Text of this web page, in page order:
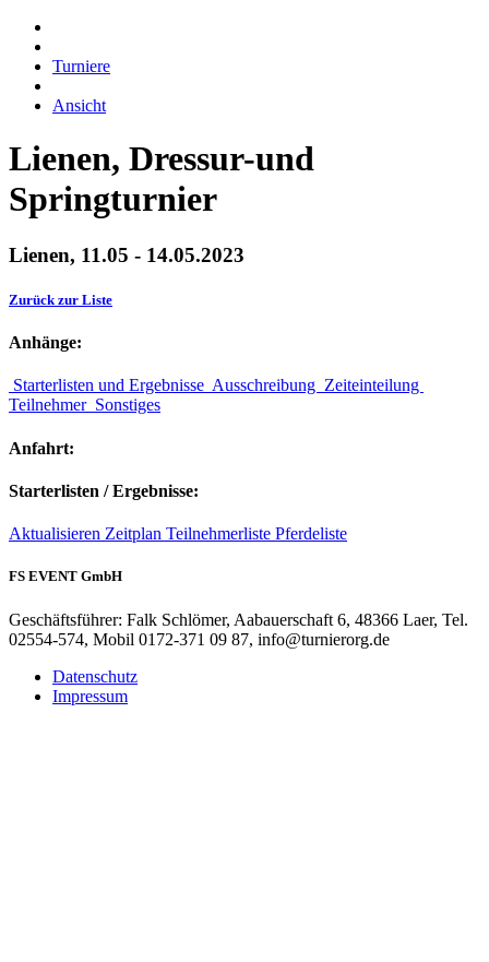
Turniere
Ansicht
Lienen, Dressur-und
Springturnier
Lienen, 11.05 - 14.05.2023
Zurück zur Liste
Anhänge:
Starterlisten und Ergebnisse Ausschreibung Zeiteinteilung
Teilnehmer Sonstiges
Anfahrt:
Starterlisten / Ergebnisse:
Aktualisieren Zeitplan Teilnehmerliste Pferdeliste
FS EVENT GmbH
Geschäftsführer: Falk Schlömer, Aabauerschaft 6, 48366 Laer, Tel.
02554-574, Mobil 0172-371 09 87, info@turnierorg.de
Datenschutz
Impressum